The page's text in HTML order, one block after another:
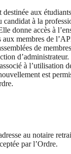
destinée aux
candidat à la
donne accès à
aux membres de
de
à l’utilisation
est
au notaire
par l’Ordre.